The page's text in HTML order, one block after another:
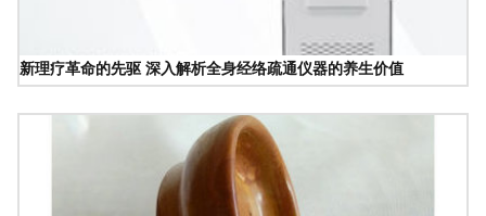
新理疗革命的先驱 深入解析全身经络疏通仪器的养生价值